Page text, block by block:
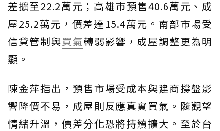
差擴至22.2萬元；高雄市預售40.6萬元、成
屋25.2萬元，價差達15.4萬元。南部市場受
信貸管制與買氣轉弱影響，成屋調整更為明
顯。
陳金萍指出，預售市場受成本與建商撐盤影
響降價不易，成屋則反應真實買氣。隨觀望
情緒升溫，價差分化恐將持續擴大。至於台